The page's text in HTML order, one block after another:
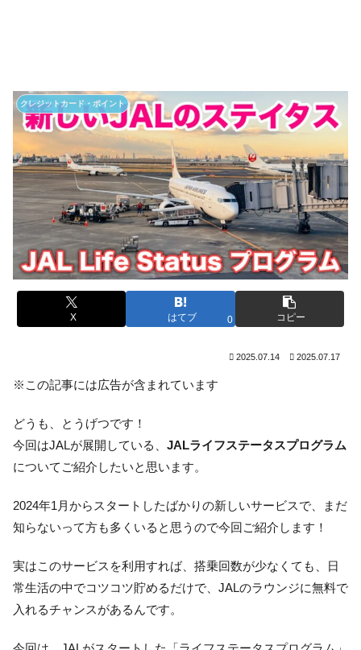
クレジットカード・ポイント
X はてブ 0 コピー
2025.07.14 2025.07.17
※この記事には広告が含まれています
どうも、とうげつです！
今回はJALが展開している、 JALライフステータスプログラム
についてご紹介したいと思います。
2024年1月からスタートしたばかりの新しいサービスで、まだ
知らないって方も多くいると思うので今回ご紹介します！
実はこのサービスを利用すれば、搭乗回数が少なくても、日
常生活の中でコツコツ貯めるだけで、JALのラウンジに無料で
入れるチャンスがあるんです。